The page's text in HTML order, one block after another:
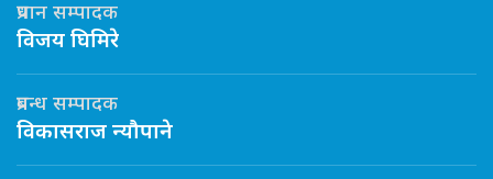
प्रधान सम्पादक
विजय घिमिरे
प्रबन्ध सम्पादक
विकासराज न्यौपाने